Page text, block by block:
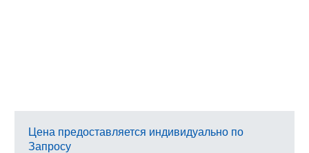
Цена предоставляется индивидуально по
Запросу